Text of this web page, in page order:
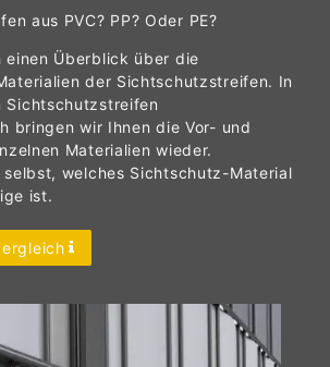
aus PVC? PP? Oder PE?
einen Überblick über die
der Sichtschutzstreifen. In
Sichtschutzstreifen
bringen wir Ihnen die Vor- und
Materialien wieder.
selbst, welches Sichtschutz-Material
ist.